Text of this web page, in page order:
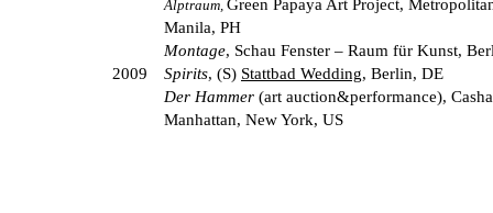
Alptraum, Green Papaya Art Project,
Manila, PH
Montage, Schau Fenster – Raum für Kunst,
2009
Spirits, (S) Stattbad Wedding, Berlin, DE
Der Hammer (art auction&performance),
Manhattan, New York, US